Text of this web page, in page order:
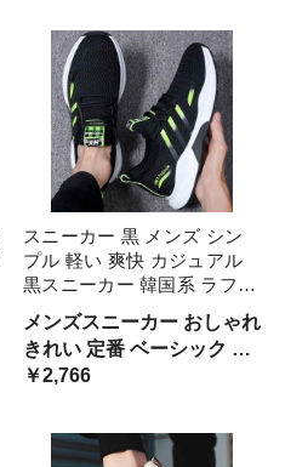
くい 柔らかい こなれ感 ル
ーズ 大人カジュアル
スニーカー 黒 メンズ シン
プル 軽い 爽快 カジュアル
黒スニーカー 韓国系 ラフ
大学生 高校生 タウンユース
運動靴 通勤 自転車 合わせ
やすい 使いやすい ブラック
きれいめ スト 走りやすい
メンズスニーカー おしゃれ
きれい 定番 ベーシック 春
夏 メッシュ 通気性 スニー
緑 グレー ライン 安い コス
パ 散歩
￥2,766